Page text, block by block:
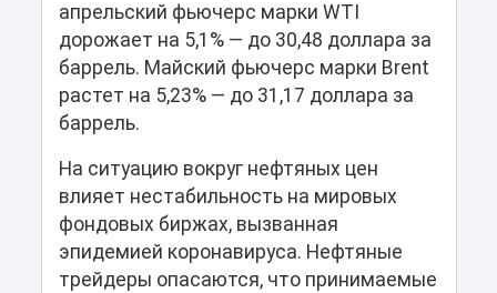
апрельский фьючерс марки WTI
дорожает на 5,1% — до 30,48 доллара за
баррель. Майский фьючерс марки Brent
растет на 5,23% — до 31,17 доллара за
баррель.
На ситуацию вокруг нефтяных цен
влияет нестабильность на мировых
фондовых биржах, вызванная
эпидемией коронавируса. Нефтяные
трейдеры опасаются, что принимаемые